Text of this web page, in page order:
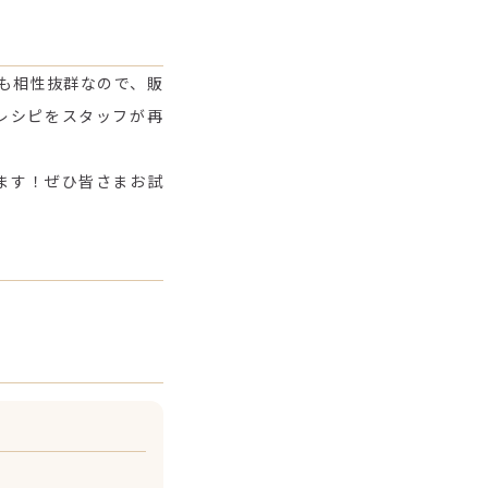
相性抜群なので、販
シピをスタッフが再
す！ぜひ皆さまお試